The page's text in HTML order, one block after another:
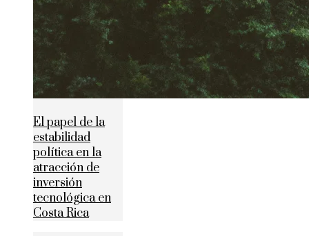
El papel de la
estabilidad
política en la
atracción de
inversión
tecnológica en
Costa Rica